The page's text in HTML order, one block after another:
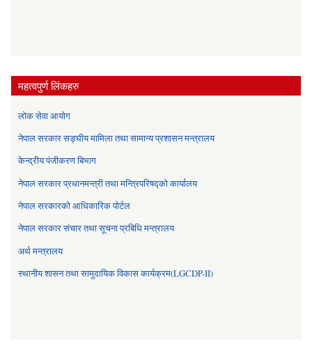
महत्वपुर्ण लिंकहरु
लोक सेवा आयोग
नेपाल सरकार सङ्घीय मामिला तथा सामान्य प्रशासन मन्त्रालय
केन्द्रीय पंजीकरण बिभाग
नेपाल सरकार प्रधानमन्त्री तथा मन्त्रिपरिषद्को कार्यालय
नेपाल सरकारको आधिकारिक पोर्टल
नेपाल सरकार संचार तथा सूचना प्रबिधि मन्त्रालय
अर्थ मन्त्रालय
स्थानीय शासन तथा सामुदायिक विकास कार्यक्रम(LGCDP-II)